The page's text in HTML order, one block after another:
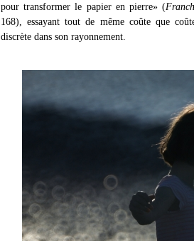
pour transformer le papier en pierre» (
168), essayant tout de même coûte que
discrète dans son rayonnement.